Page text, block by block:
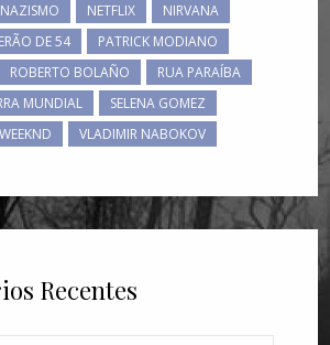
NAZISMO NETFLIX
NIRVANA
DE 54
PATRICK MODIANO
ROBERTO BOLAÑO
RUA PARAÍBA
MUNDIAL
SELENA GOMEZ
VLADIMIR NABOKOV
Recentes